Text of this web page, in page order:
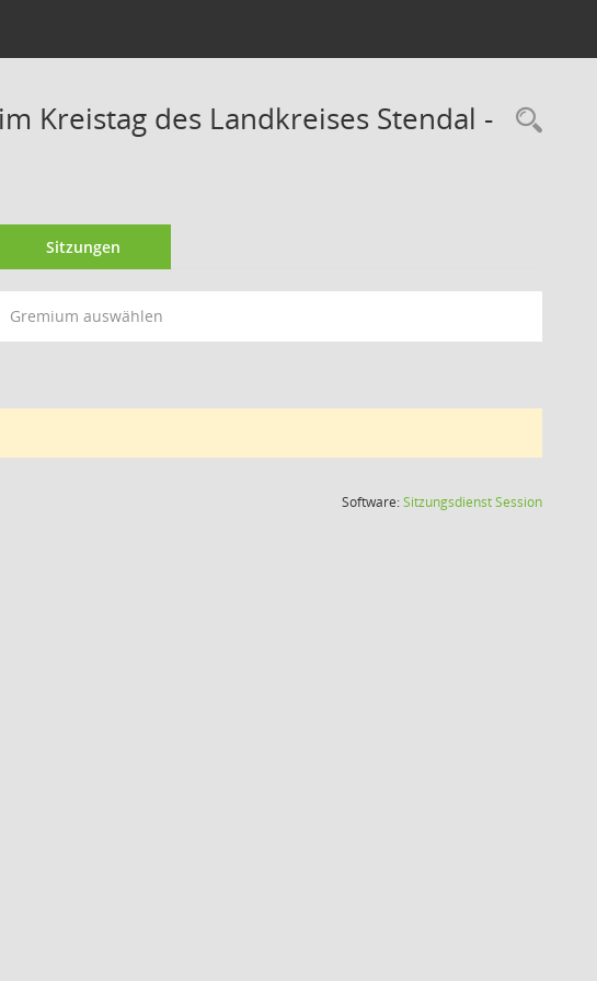
Kreistag des Landkreises Stendal -
Sitzungen
Gremium auswählen
Software:SitzungsdienstSession(Wird in